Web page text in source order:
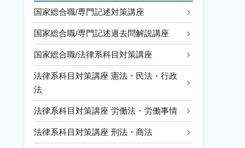
国家総合職/専門記述対策講座
国家総合職/専門記述過去問解説講座
国家総合職/法律系科目対策講座
法律系科目対策講座 憲法・民法・行政
法
法律系科目対策講座 労働法・労働事情
法律系科目対策講座 刑法・商法